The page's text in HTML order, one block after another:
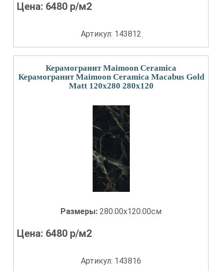
Цена: 6480 р/м2
Артикул: 143812
Керамогранит Maimoon Ceramica
Керамогранит Maimoon Ceramica Macabus Gold
Matt 120x280 280x120
Размеры: 280.00x120.00см
Цена: 6480 р/м2
Артикул: 143816